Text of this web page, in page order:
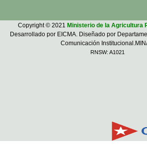
Copyright © 2021 Ministerio de la Agricultura
Desarrollado por EICMA. Diseñado por
Comunicación
RNSW: A1021